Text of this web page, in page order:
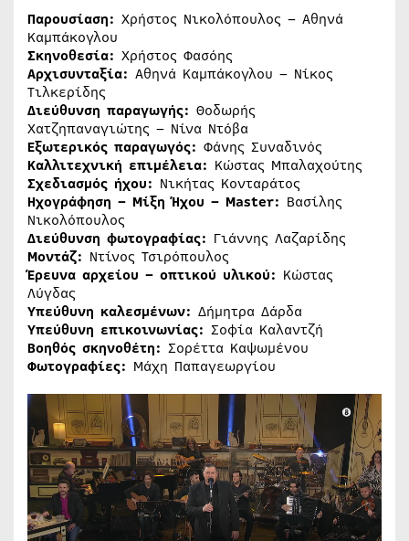
Παρουσίαση: Χρήστος Νικολόπουλος – Αθηνά
Καμπάκογλου
Σκηνοθεσία: Χρήστος Φασόης
Αρχισυνταξία: Αθηνά Καμπάκογλου – Νίκος
Τιλκερίδης
Διεύθυνση παραγωγής: Θοδωρής
Χατζηπαναγιώτης – Νίνα Ντόβα
Εξωτερικός παραγωγός: Φάνης Συναδινός
Καλλιτεχνική επιμέλεια: Κώστας Μπαλαχούτης
Σχεδιασμός ήχου: Νικήτας Κονταράτος
Ηχογράφηση – Μίξη Ήχου – Master: Βασίλης
Νικολόπουλος
Διεύθυνση φωτογραφίας: Γιάννης Λαζαρίδης
Μοντάζ: Ντίνος Τσιρόπουλος
Έρευνα αρχείου – οπτικού υλικού: Κώστας
Λύγδας
Υπεύθυνη καλεσμένων: Δήμητρα Δάρδα
Υπεύθυνη επικοινωνίας: Σοφία Καλαντζή
Βοηθός σκηνοθέτη: Σορέττα Καψωμένου
Φωτογραφίες: Μάχη Παπαγεωργίου